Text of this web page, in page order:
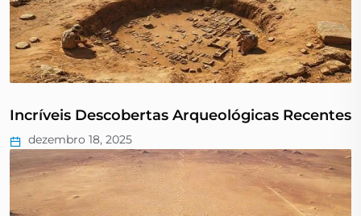
Incríveis Descobertas Arqueológicas Recentes
dezembro 18, 2025